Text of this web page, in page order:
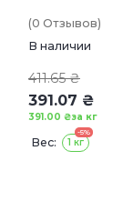
(0 Отзывов)
В наличии
411.65 ₴
391.07 ₴
за кг
391.00 ₴
Вес:
-5%
1 кг